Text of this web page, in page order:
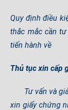
Quy định điều
thắc mắc cần
tiến hành về
Thủ tục xin cấp
Tư vấn và giải
xin giấy chứng